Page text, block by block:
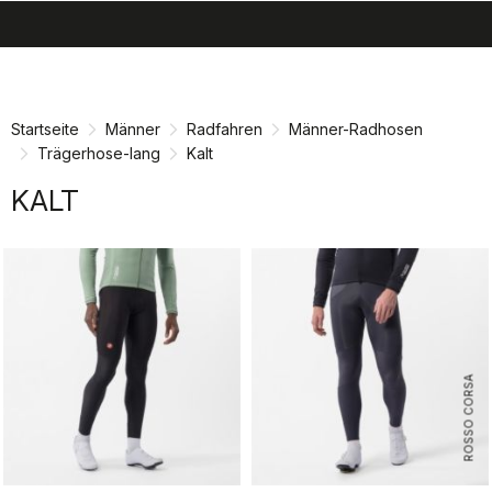
Startseite Männer Radfahren
Männer-Radhosen
Trägerhose-lang
Kalt
KALT
ROSSO CORSA